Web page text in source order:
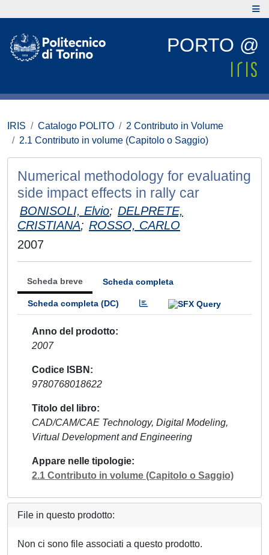
PORTO @
IRIS Catalogo POLITO
2 Contributo in Volume
2.1 Contributo in volume (Capitolo o Saggio)
Numerical methodology for evaluating
side impact effects in rally car
BONISOLI, Elvio; DELPRETE,
CRISTIANA; ROSSO, CARLO
2007
Scheda breve Scheda completa
Scheda completa (DC)
Anno del prodotto
2007
Codice ISBN
9780768018622
Titolo del libro
CAD/CAM/CAE Technology, Digital Modeling,
Virtual Development and Engineering
Appare nelle tipologie
2.1 Contributo in volume (Capitolo o Saggio)
File in questo prodotto:
Non ci sono file associati a questo prodotto.